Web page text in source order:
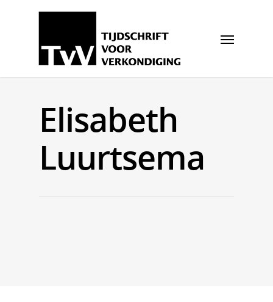
Elisabeth
Luurtsema